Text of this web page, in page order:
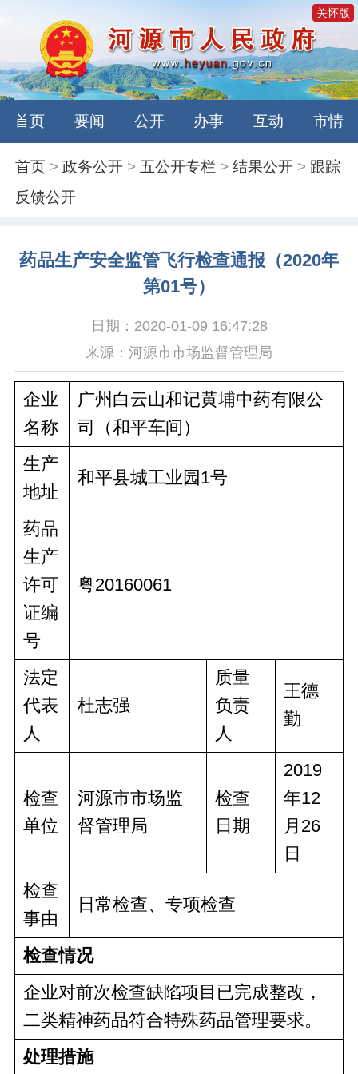
关怀版
首页 要闻 公开 办事 互动 市情
首页 >政务公开 > 五公开专栏 >结果公开 > 跟踪
反馈公开
药品生产安全监管飞行检查通报（2020年
第01号）
日期：2020-01-09 16:47:28
来源：河源市市场监督管理局
企业
名称
广州白云山和记黄埔中药有限公
司（和平车间）
生产
地址
和平县城工业园1号
药品
生产
许可
证编
号
粤20160061
法定
代表
人
杜志强
质量
负责
人
王德
勤
检查
单位
河源市市场监
督管理局
检查
日期
2019
年12
月26
日
检查
事由
日常检查、专项检查
检查情况
企业对前次检查缺陷项目已完成整改，
二类精神药品符合特殊药品管理要求。
处理措施